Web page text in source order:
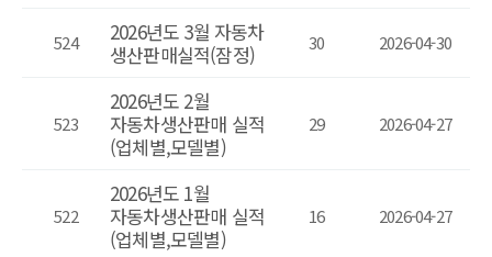
524
2026년도 3월 자동차
생산판매실적(잠정)
30 2026-04-30
523
2026년도 2월
자동차생산판매 실적
(업체별,모델별)
29 2026-04-27
522
2026년도 1월
자동차생산판매 실적
(업체별,모델별)
16 2026-04-27